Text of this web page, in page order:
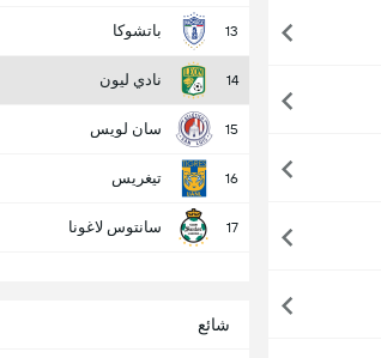
13 باتشوكا
14 نادي ليون
15 سان لويس
16 تيغريس
17 سانتوس لاغونا
شائع